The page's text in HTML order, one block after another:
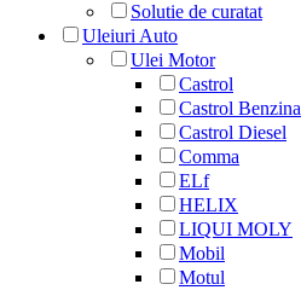
Solutie de curatat
Uleiuri Auto
Ulei Motor
Castrol
Castrol Benzina
Castrol Diesel
Comma
ELf
HELIX
LIQUI MOLY
Mobil
Motul